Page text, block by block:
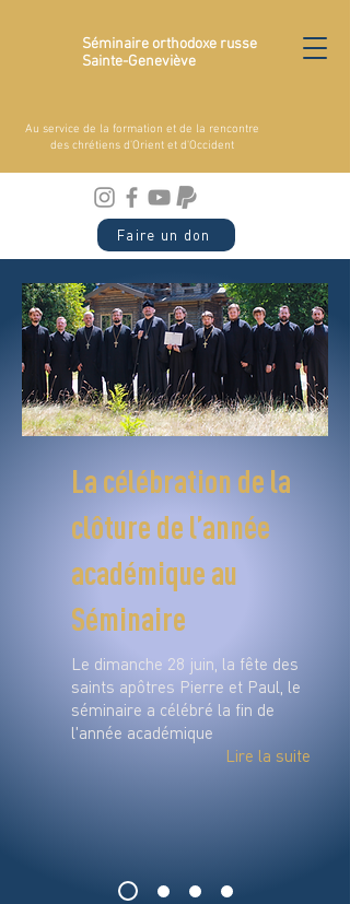
Séminaire orthodoxe russe
Sainte-Geneviève
Au service de la formation et de la rencontre
des chrétiens d'Orient et d'Occident
Faire un don
La célébration de la
clôture de l’année
académique au
Séminaire
Le dimanche 28 juin, la fête des
saints apôtres Pierre et Paul, le
séminaire a célébré la fin de
l'année académique
Lire la suite